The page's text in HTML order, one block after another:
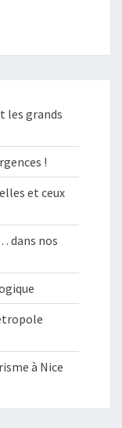
les grands
!
et ceux
dans nos
à Nice